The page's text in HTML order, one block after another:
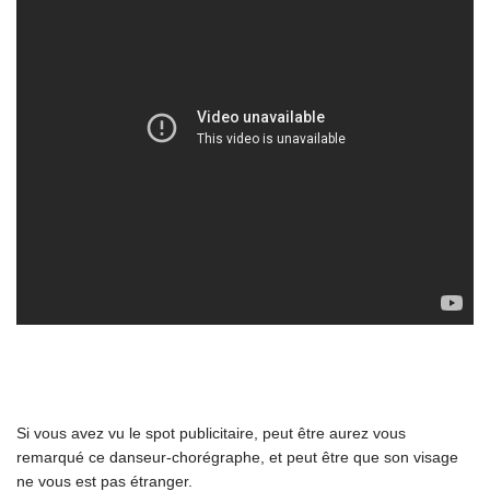
Si vous avez vu le spot publicitaire, peut être aurez vous
remarqué ce danseur-chorégraphe, et peut être que son visage
ne vous est pas étranger.